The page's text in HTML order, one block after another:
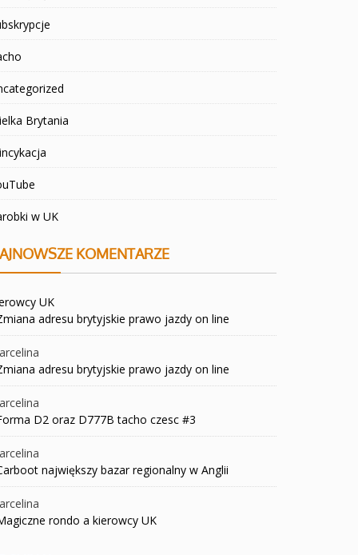
Brytania
w UK
KOMENTARZE
UK
adresu brytyjskie prawo jazdy on line
adresu brytyjskie prawo jazdy on line
D2 oraz D777B tacho czesc #3
największy bazar regionalny w Anglii
rondo a kierowcy UK